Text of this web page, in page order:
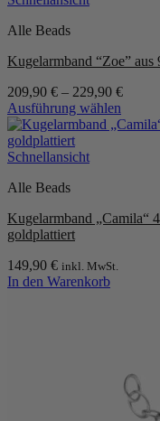
Alle Beads
Kugelarmband “Zoe”
209,90 € – 229,90 €
Ausführung wählen
Dieses
Produkt
weist
Varianten
Die
Optionen
auf
der
Schnellansicht
Alle Beads
Kugelarmband „Camila“
goldplattiert
149,90 € inkl. MwSt.
In den Warenkorb